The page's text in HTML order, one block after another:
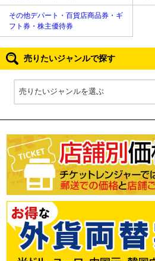
その他デパート・百貨店商品券・ギ
フト券・株主優待券
売りたいジャンルで探す